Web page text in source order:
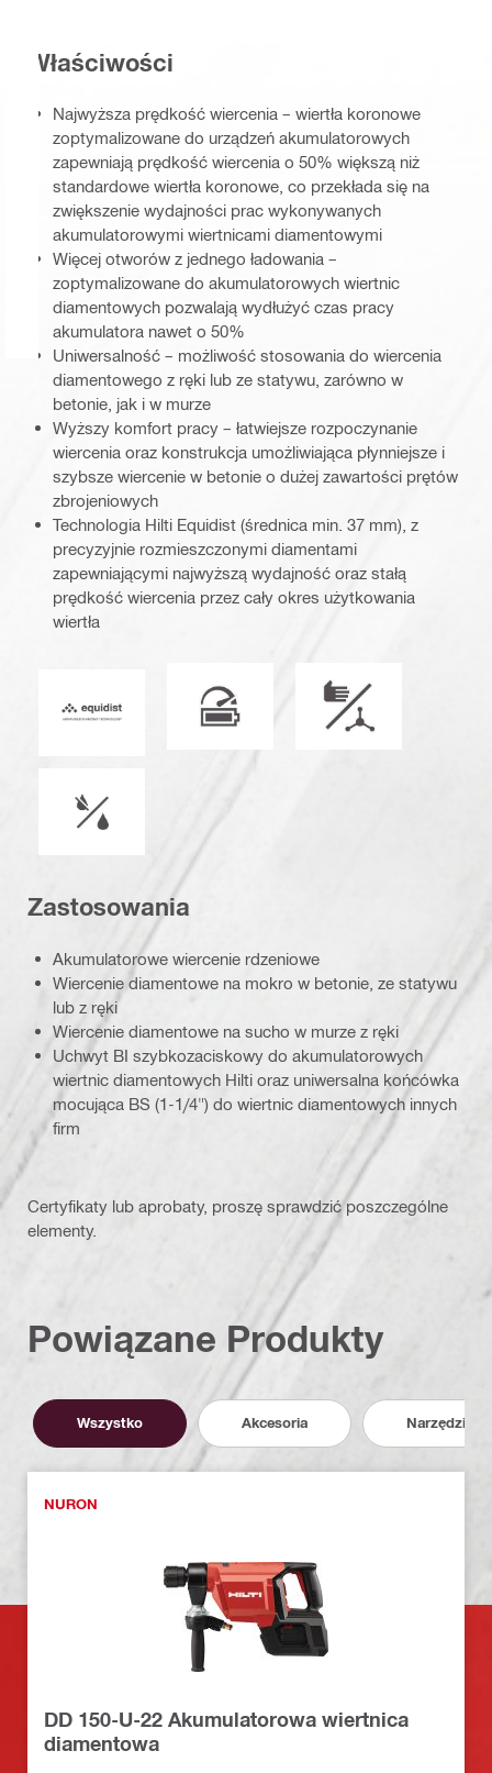
Właściwości
Najwyższa prędkość wiercenia – wiertła koronowe
zoptymalizowane do urządzeń akumulatorowych
zapewniają prędkość wiercenia o 50% większą niż
standardowe wiertła koronowe, co przekłada się na
zwiększenie wydajności prac wykonywanych
akumulatorowymi wiertnicami diamentowymi
Więcej otworów z jednego ładowania –
zoptymalizowane do akumulatorowych wiertnic
diamentowych pozwalają wydłużyć czas pracy
akumulatora nawet o 50%
Uniwersalność – możliwość stosowania do wiercenia
diamentowego z ręki lub ze statywu, zarówno w
betonie, jak i w murze
Wyższy komfort pracy – łatwiejsze rozpoczynanie
wiercenia oraz konstrukcja umożliwiająca płynniejsze i
szybsze wiercenie w betonie o dużej zawartości prętów
zbrojeniowych
Technologia Hilti Equidist (średnica min. 37 mm), z
precyzyjnie rozmieszczonymi diamentami
zapewniającymi najwyższą wydajność oraz stałą
prędkość wiercenia przez cały okres użytkowania
wiertła
Equidist_Icon_PDP (2940829)Zoptymalizowane pod kątem
Tryb pracy
Zastosowania
Akumulatorowe wiercenie rdzeniowe
Wiercenie diamentowe na mokro w betonie, ze statywu
lub z ręki
Wiercenie diamentowe na sucho w murze z ręki
Uchwyt BI szybkozaciskowy do akumulatorowych
wiertnic diamentowych Hilti oraz uniwersalna końcówka
mocująca BS (1-1/4") do wiertnic diamentowych innych
firm
Certyfikaty lub aprobaty, proszę sprawdzić poszczególne
elementy.
Powiązane Produkty
Wszystko Akcesoria Narzędzia
NURON
DD 150-U-22 Akumulatorowa wiertnica
diamentowa